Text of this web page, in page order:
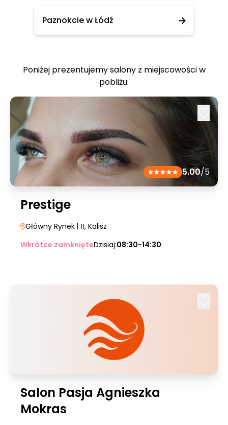
Paznokcie w Łódź
Poniżej prezentujemy salony z miejscowości w
pobliżu:
5.00/5
Prestige
Główny Rynek | 11, Kalisz
Wkrótce zamknięteDzisiaj:08:30-14:30
Salon Pasja Agnieszka
Mokras